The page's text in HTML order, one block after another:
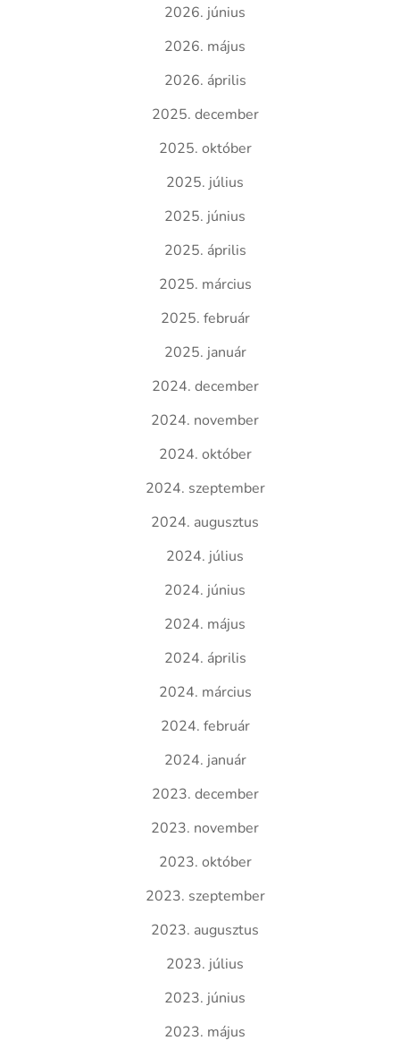
2026. június
2026. május
2026. április
2025. december
2025. október
2025. július
2025. június
2025. április
2025. március
2025. február
2025. január
2024. december
2024. november
2024. október
2024. szeptember
2024. augusztus
2024. július
2024. június
2024. május
2024. április
2024. március
2024. február
2024. január
2023. december
2023. november
2023. október
2023. szeptember
2023. augusztus
2023. július
2023. június
2023. május